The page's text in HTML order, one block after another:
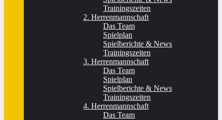
Trainingszeiten
2. Herrenmannschaft
Das Team
Spielplan
Spielberichte & News
Trainingszeiten
3. Herrenmannschaft
Das Team
Spielplan
Spielberichte & News
Trainingszeiten
4. Herrenmannschaft
Das Team